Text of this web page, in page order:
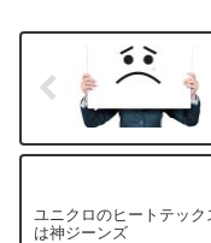
ユニクロのヒートテック
は神ジーンズ